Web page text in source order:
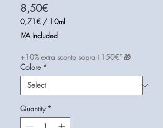
8,50€Price
0,71€ / 10ml
0,71€
per
Milliliters
IVA Included
+10% extra sconto sopra i 150€” 🎁
Colore *
Quantity *